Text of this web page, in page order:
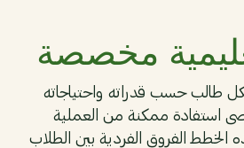
مخصصة
طالب حسب قدراته واحتياجاته
استفادة ممكنة من العملية
الخطط الفروق الفردية بين الطلاب